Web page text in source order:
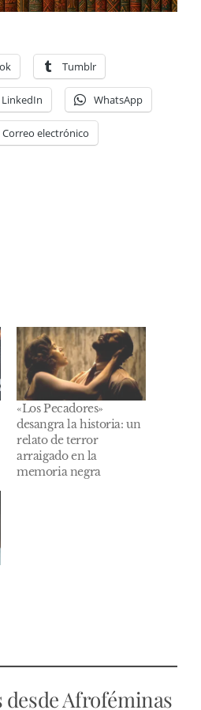
Tumblr
LinkedIn WhatsApp
Correo electrónico
«Los Pecadores»
desangra la historia: un
relato de terror
arraigado en la
memoria negra
desde Afroféminas